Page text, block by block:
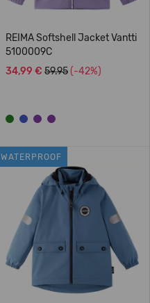
REIMA Softshell Jacket Vantti
5100009C
34,99 € 59.95 (-42%)
WATERPROOF